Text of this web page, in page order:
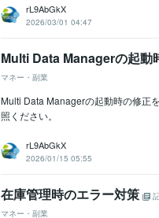
rL9AbGkX
2026/03/01 04:47
Multi Data Managerの起動
マネー・副業
Multi Data Managerの起動時の修正
照ください。
rL9AbGkX
2026/01/15 05:55
在庫管理時のエラー対策
マネー・副業